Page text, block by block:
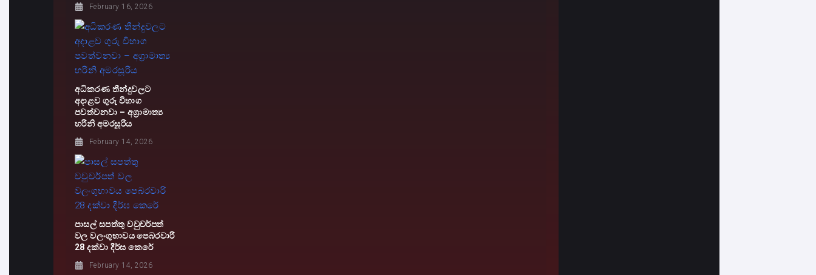
February 16, 2026
අධිකරණ තීන්දුවලට
අදාළව ගුරු විභාග
පවත්වනවා – අග්‍රාමාත්‍ය
හරිනි අමරසූරිය
February 14, 2026
පාසල් සපත්තු වවුචර්පත්
වල වලංගුභාවය පෙබරවාරි
28 දක්වා දීර්ඝ කෙරේ
February 14, 2026